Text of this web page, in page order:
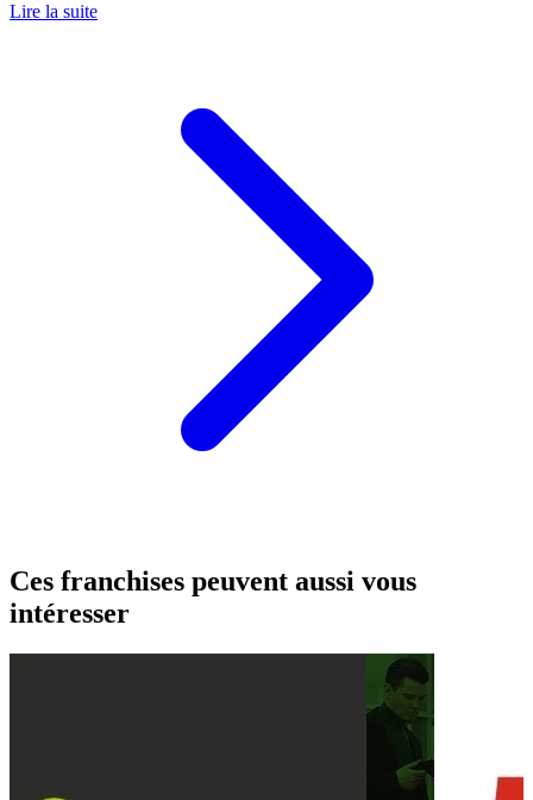
Lire la suite
Ces franchises peuvent aussi vous
intéresser